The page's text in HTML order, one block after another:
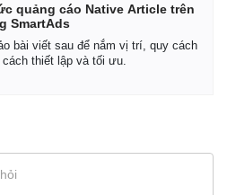
quảng cáo Native Article trên
SmartAds
bài viết sau để nắm vị trí, quy cách
thiết lập và tối ưu.